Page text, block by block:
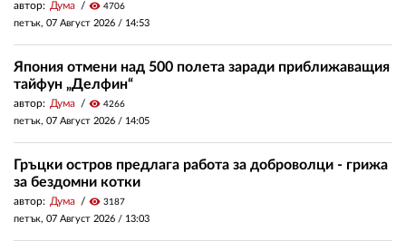
автор: Дума visibility 4706
петък, 07 Август 2026 / 14:53
Япония отмени над 500 полета заради приближаващия
тайфун „Делфин“
автор: Дума visibility 4266
петък, 07 Август 2026 / 14:05
Гръцки остров предлага работа за доброволци - грижа
за бездомни котки
автор: Дума visibility 3187
петък, 07 Август 2026 / 13:03